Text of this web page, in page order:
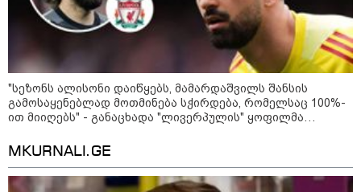
2008 წლის რუსეთ-საქართველოს
ომის მე-18 წლისთავთან
დაკავშირებით ადმინისტრაციულ
შენობებზე სახელმწიფო დროშები
"სეზონს ალისონი დაიწყებს, მამარდაშვილს შანსის
გამოსაყენებლად მოთმინება სჭირდება, რომელსაც 100%-
ით მიიღებს" - განაცხადა "ლივერპულის" ყოფილმა
MKURNALI.GE